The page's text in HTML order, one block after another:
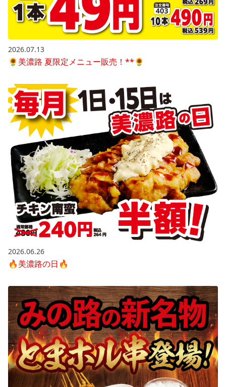
2026.07.13
🌻美濃路 夏限定メニュー販売！**🌻
2026.06.26
🔥美濃路の日🔥